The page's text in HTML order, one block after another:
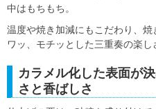
中はもちもち。
温度や焼き加減にもこだわり、
ワッ、モチッとした三重奏の楽し
カラメル化した表面が
さと香ばしさ